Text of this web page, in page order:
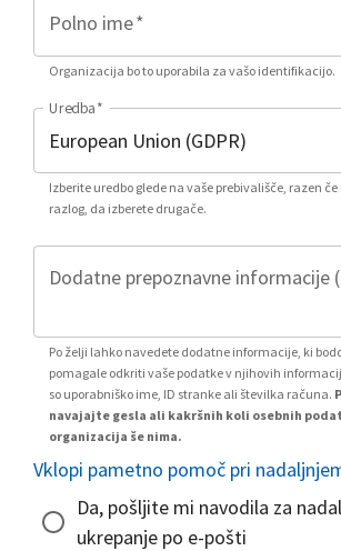
Polno ime*
Organizacija bo to uporabila za vašo identifikacijo.
Uredba*
Izberite uredbo glede na vaše prebivališče, razen
razlog, da izberete drugače.
Dodatne prepoznavne informacije
Po želji lahko navedete dodatne informacije, ki
pomagale odkriti vaše podatke v njihovih
so uporabniško ime, ID stranke ali številka računa.
navajajte gesla ali kakršnih koli osebnih
organizacija še nima.
Vklopi pametno pomoč pri
Da, pošljite mi navodila za
ukrepanje po e-pošti